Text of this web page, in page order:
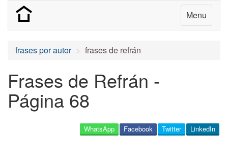
Menu
frases por autor frases de refrán
Frases de Refrán -
Página 68
LinkedIn
Twitter
Facebook
WhatsApp